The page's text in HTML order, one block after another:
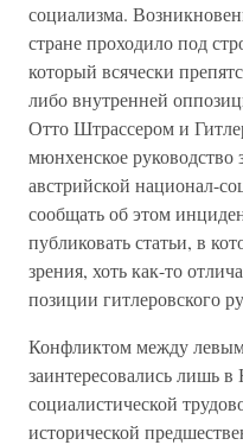
социализма.
стране проходило под
который всячески
либо внутренней
Отто Штрассером и
мюнхенское руководство
австрийской национал-
сообщать об этом
публиковать статьи, в
зрения, хоть как-то
позиции гитлеровского
Конфликтом между
заинтересовались лишь
социалистической
исторической